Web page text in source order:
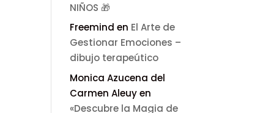
NIÑOS 🎁
Freemind en El Arte de
Gestionar Emociones –
dibujo terapeútico
Monica Azucena del
Carmen Aleuyen
«Descubre la Magia de